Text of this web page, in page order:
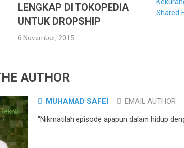
LENGKAP DI TOKOPEDIA
UNTUK DROPSHIP
6 November, 2015
AUTHOR
MUHAMAD SAFEI EMAIL AUTHOR
"Nikmatilah episode apapun dalam hidup